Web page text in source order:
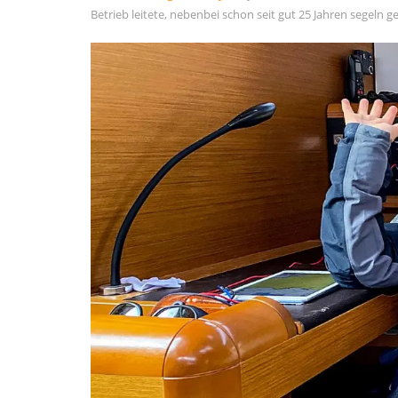
Allgemein
Gäste
Jans Weg zum Yachtmaster
MCO Team
Menschen
News
OceanLife
RYA Training
Schulungsyacht
Spezialkurse
Törnbericht OceanLife
Törnbericht Training
ARCHIVE
Betrieb leitete, nebenbei schon seit gut 25 Jahren segeln